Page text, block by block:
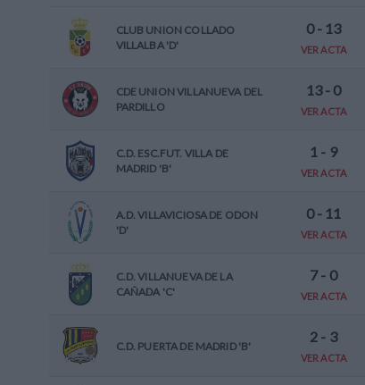
CLUB UNION COLLADO
VILLALBA 'D'
0- 13
VER ACTA
CDE UNION VILLANUEVA DEL
PARDILLO
13- 0
VER ACTA
C.D. ESC.FUT. VILLA DE
MADRID 'B'
1 - 9
VER ACTA
A.D. VILLAVICIOSA DE ODON
'D'
0- 11
VER ACTA
C.D. VILLANUEVA DE LA
CAÑADA 'C'
7- 0
VER ACTA
C.D. PUERTA DE MADRID 'B'
2 - 3
VER ACTA